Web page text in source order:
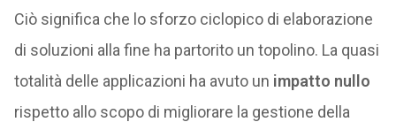
Ciò significa che lo sforzo ciclopico di elaborazione
di soluzioni alla fine ha partorito un topolino. La quasi
totalità delle applicazioni ha avuto un impatto nullo
rispetto allo scopo di migliorare la gestione della